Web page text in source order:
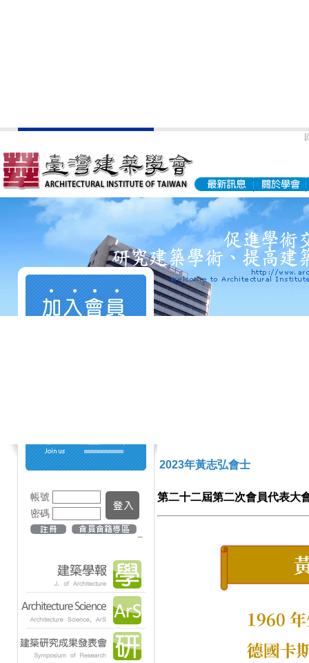
帳號
密碼
2023年黃志弘會士
第二十二屆第二次會員代表大